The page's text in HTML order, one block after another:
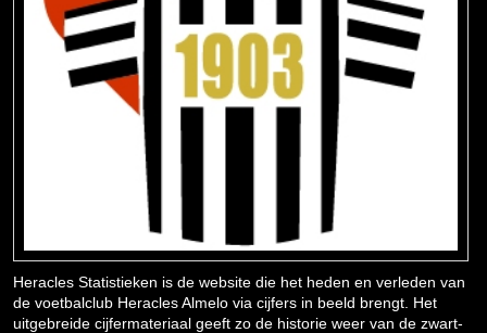
Heracles Statistieken is de website die het heden en verleden van
de voetbalclub Heracles Almelo via cijfers in beeld brengt. Het
uitgebreide cijfermateriaal geeft zo de historie weer van de zwart-